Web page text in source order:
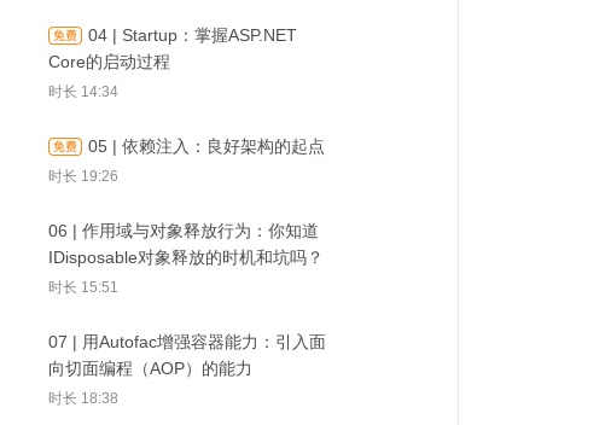
04 | Startup：掌握ASP.NET
Core的启动过程
时长 14:34
05 | 依赖注入：良好架构的起点
时长 19:26
06 | 作用域与对象释放行为：你知道
IDisposable对象释放的时机和坑吗？
时长 15:51
07 | 用Autofac增强容器能力：引入面
向切面编程（AOP）的能力
时长 18:38
日志的最佳姿势
不同请求之间的日志干